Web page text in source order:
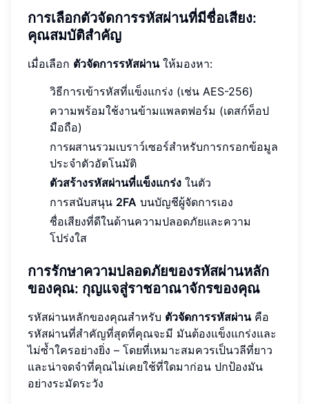
การเลือกตัวจัดการรหัสผ่านที่มีชื่อเสียง:
คุณสมบัติสำคัญ
เมื่อเลือก ตัวจัดการรหัสผ่านให้มองหา:
วิธีการเข้ารหัสที่แข็งแกร่ง (เช่น AES-256)
ความพร้อมใช้งานข้ามแพลตฟอร์ม (เดสก์ท็อป
มือถือ)
การผสานรวมเบราว์เซอร์สำหรับการกรอกข้อมูล
ประจำตัวอัตโนมัติ
ตัวสร้างรหัสผ่านที่แข็งแกร่ง ในตัว
การสนับสนุน 2FA บนบัญชีผู้จัดการเอง
ชื่อเสียงที่ดีในด้านความปลอดภัยและความ
โปร่งใส
การรักษาความปลอดภัยของรหัสผ่านหลัก
ของคุณ: กุญแจสู่ราชอาณาจักรของคุณ
รหัสผ่านหลักของคุณสำหรับ ตัวจัดการรหัสผ่านคือ
รหัสผ่านที่สำคัญที่สุดที่คุณจะมี มันต้องแข็งแกร่งและ
ไม่ซ้ำใครอย่างยิ่ง – โดยที่เหมาะสมควรเป็นวลีที่ยาว
และน่าจดจำที่คุณไม่เคยใช้ที่ใดมาก่อน ปกป้องมัน
อย่างระมัดระวัง